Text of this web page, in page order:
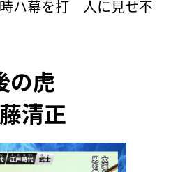
ハ幕を打 人に見せ不
の虎
清正